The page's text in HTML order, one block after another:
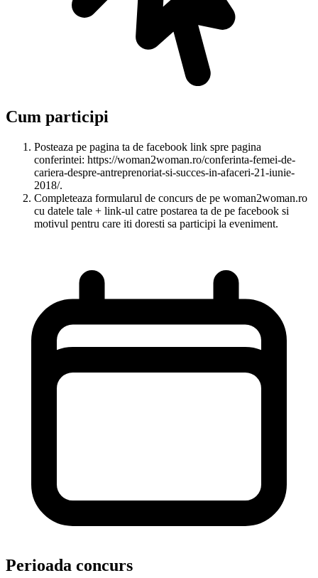
Cum participi
Posteaza pe pagina ta de facebook link spre pagina
conferintei: https://woman2woman.ro/conferinta-femei-de-
cariera-despre-antreprenoriat-si-succes-in-afaceri-21-iunie-
2018/.
Completeaza formularul de concurs de pe woman2woman.ro
cu datele tale + link-ul catre postarea ta de pe facebook si
motivul pentru care iti doresti sa participi la eveniment.
Perioada concurs